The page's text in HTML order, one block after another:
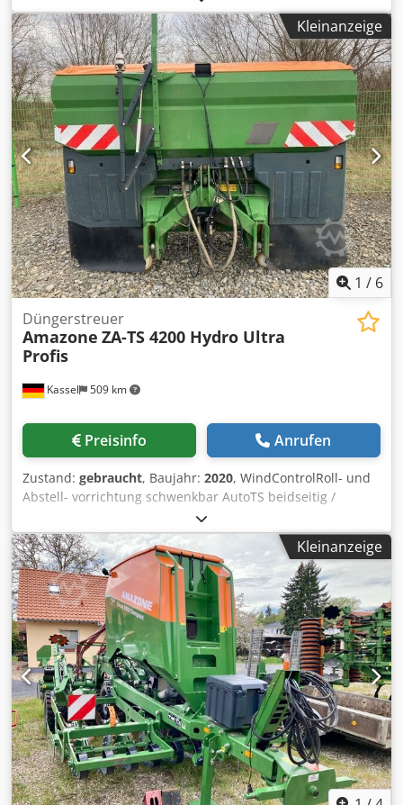
Kleinanzeige
1 / 6
Kassel 509 km
Düngerstreuer
Amazone ZA-TS 4200 Hydro Ultra
Profis
Preisinfo Anrufen
Zustand: gebraucht, Baujahr: 2020, WindControlRoll- und
Abstell- vorrichtung schwenkbar AutoTS beidseitig /
Rohrschutzbügel L Neigungssensor für Wiegesystem
FlowCheck EasyCheck-Matten, 16 / Stück Schmutzfänger L
und Leitern Beleuchtung LED Abdeckrollplane L /
Streuschaufelsatz TS Djdpfx Asrxr Uyedkjwa
Kleinanzeige